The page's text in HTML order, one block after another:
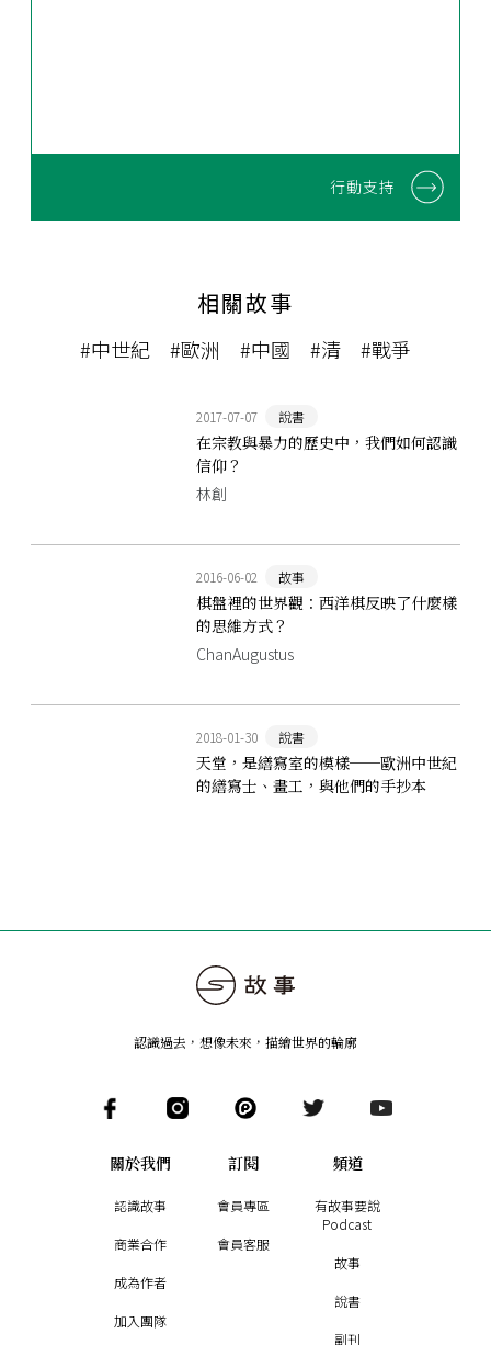
行動支持
相關故事
#中世紀 #歐洲 #中國 #清 #戰爭
2017-07-07 說書
在宗教與暴力的歷史中，我們如何認識
信仰？
林創
2016-06-02 故事
棋盤裡的世界觀：西洋棋反映了什麼樣
的思維方式？
ChanAugustus
2018-01-30 說書
天堂，是繕寫室的模樣──歐洲中世紀
的繕寫士、畫工，與他們的手抄本
認識過去，想像未來 ， 描繪世界的輪廓
關於我們
認識故事
商業合作
成為作者
加入團隊
訂閱
會員專區
會員客服
頻道
有故事要說
Podcast
故事
說書
副刊